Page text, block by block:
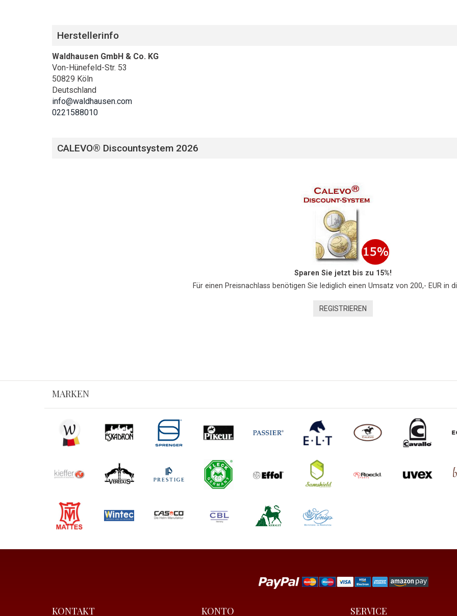
Herstellerinfo
Waldhausen GmbH & Co. KG
Von-Hünefeld-Str. 53
50829 Köln
Deutschland
info@waldhausen.com
0221588010
CALEVO® Discountsystem 2026
Sparen Sie jetzt bis zu 15%!
Für einen Preisnachlass benötigen Sie lediglich einen Umsatz von 200,- EUR in
REGISTRIEREN
MARKEN
KONTAKT KONTO SERVICE